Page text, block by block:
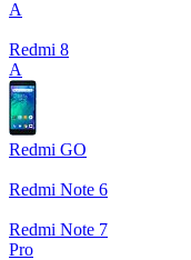
A
Redmi 8
A
Redmi GO
Redmi Note 6
Redmi Note 7
Pro